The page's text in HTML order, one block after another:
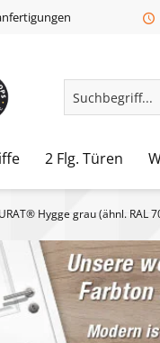
2 Flg. Türen
Hygge grau (ähnl. RAL